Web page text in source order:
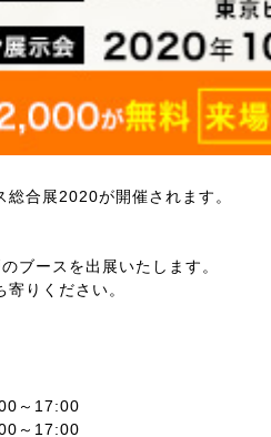
総合展2020が開催されます。
ブースを出展いたします。
りください。
～17:00
～17:00